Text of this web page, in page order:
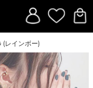
(レインボー)